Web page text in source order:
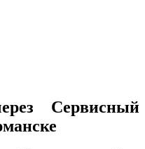
Сервисный